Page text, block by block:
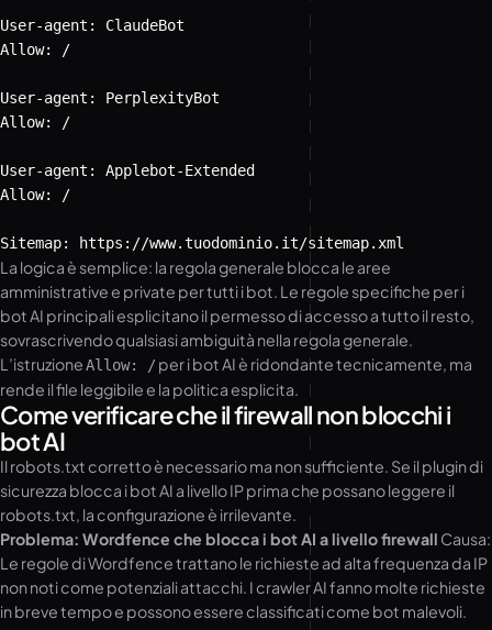
User-agent: ClaudeBot
Allow: /
User-agent: PerplexityBot
Allow: /
User-agent: Applebot-Extended
Allow: /
Sitemap: https://www.tuodominio.it/sitemap.xml
La logica è semplice: la regola generale blocca le aree
amministrative e private per tutti i bot. Le regole specifiche per i
bot AI principali esplicitano il permesso di accesso a tutto il resto,
sovrascrivendo qualsiasi ambiguità nella regola generale.
L’istruzioneAllow: /per i bot AI è ridondante tecnicamente, ma
rende il file leggibile e la politica esplicita.
Come verificare che il firewall non blocchi i
bot AI
Il robots.txt corretto è necessario ma non sufficiente. Se il plugin di
sicurezza blocca i bot AI a livello IP prima che possano leggere il
robots.txt, la configurazione è irrilevante.
Problema: Wordfence che blocca i bot AI a livello firewall Causa:
Le regole di Wordfence trattano le richieste ad alta frequenza da IP
non noti come potenziali attacchi. I crawler AI fanno molte richieste
in breve tempo e possono essere classificati come bot malevoli.